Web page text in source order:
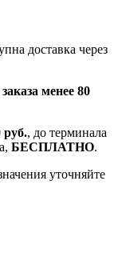
доставка через
менее 80
руб., до терминала
БЕСПЛАТНО.
уточняйте